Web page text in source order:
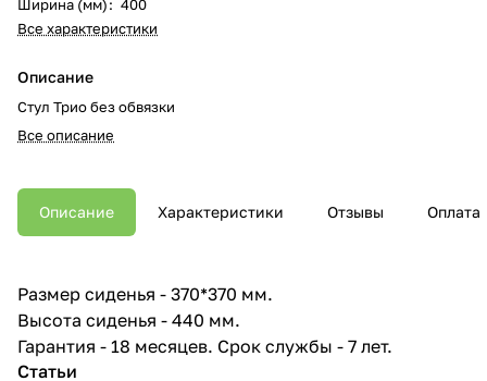
Ширина (мм): 400
Все характеристики
Описание
Стул Трио без обвязки
Все описание
Описание Характеристики Отзывы Оплата
Размер сиденья - 370*370 мм.
Высота сиденья - 440 мм.
Гарантия - 18 месяцев. Срок службы - 7 лет.
Статьи